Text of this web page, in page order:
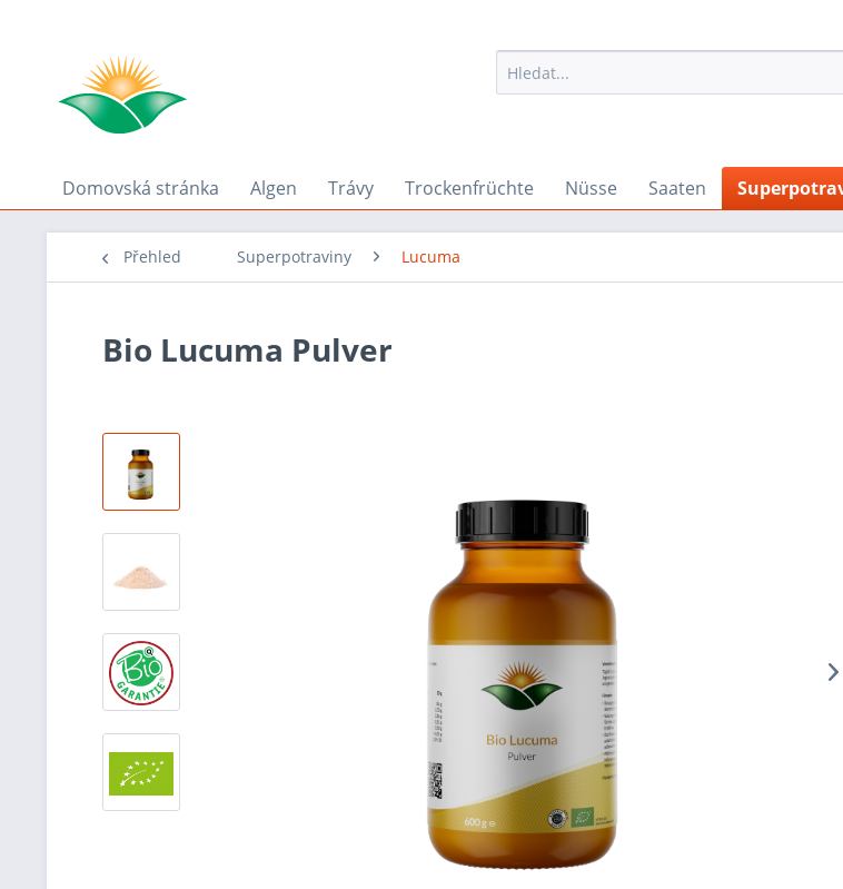
Domovská stránka Algen Trávy Trockenfrüchte Nüsse Saaten
Přehled Superpotraviny Lucuma
Bio Lucuma Pulver